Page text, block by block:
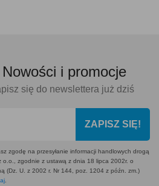
Nowości i promocje
się do newslettera już dziś
ZAPISZ SIĘ!
zgodę na przesyłanie informacji handlowych drogą
o.o., zgodnie z ustawą z dnia 18 lipca 2002r. o
(Dz. U. z 2002 r. Nr 144, poz. 1204 z późn. zm.)
.